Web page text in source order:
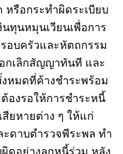
รือกระทำผิดระเบียบ
ทุนหมุนเวียนเพื่อการ
อบครัวและหัตถกรรม
กเลิกสัญญาทันที และ
งหมดที่ค้างชำระพร้อม
องรอให้การชำระหนี้
ยหายต่าง ๆ ให้แก่
ดาบตำรวจพีระพล ทำ